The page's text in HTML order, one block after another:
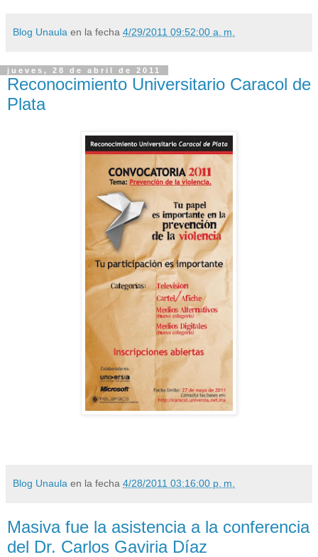
Blog Unaula en la fecha 4/29/2011 09:52:00 a. m.
jueves, 28 de abril de 2011
Reconocimiento Universitario Caracol de
Plata
Blog Unaula en la fecha 4/28/2011 03:16:00 p. m.
Masiva fue la asistencia a la conferencia
del Dr. Carlos Gaviria Díaz